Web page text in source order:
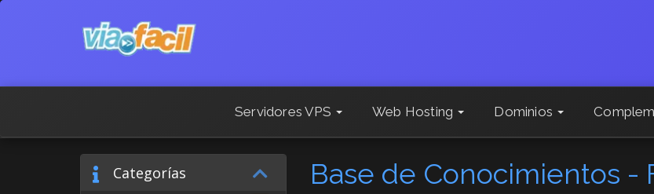
Servidores VPS Web Hosting Dominios
Base de Conocimientos -
Categorías